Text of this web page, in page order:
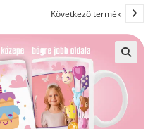
Következő termék